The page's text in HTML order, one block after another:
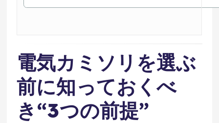
電気カミソリを選ぶ
前に知っておくべ
き“3つの前提”